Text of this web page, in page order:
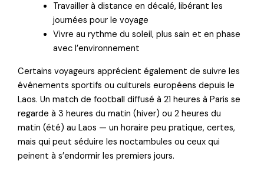
Travailler à distance en décalé, libérant les
journées pour le voyage
Vivre au rythme du soleil, plus sain et en phase
avec l’environnement
Certains voyageurs apprécient également de suivre les
événements sportifs ou culturels européens depuis le
Laos. Un match de football diffusé à 21 heures à Paris se
regarde à 3 heures du matin (hiver) ou 2 heures du
matin (été) au Laos — un horaire peu pratique, certes,
mais qui peut séduire les noctambules ou ceux qui
peinent à s’endormir les premiers jours.